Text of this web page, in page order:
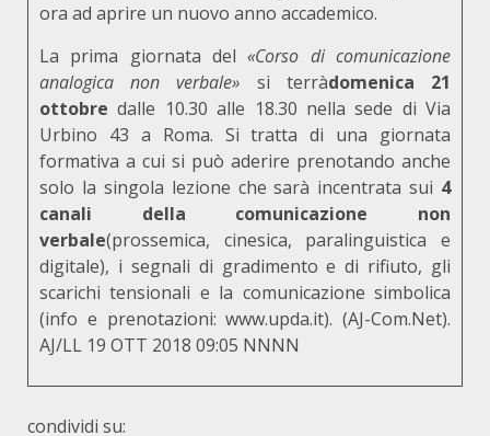
ora ad aprire un nuovo anno accademico.
La prima giornata del«Corso di comunicazione
analogica non verbale» si terràdomenica 21
ottobre dalle 10.30 alle 18.30 nella sede di Via
Urbino 43 a Roma. Si tratta di una giornata
formativa a cui si può aderire prenotando anche
solo la singola lezione che sarà incentrata sui 4
canali della comunicazione non
verbale(prossemica, cinesica, paralinguistica e
digitale), i segnali di gradimento e di rifiuto, gli
scarichi tensionali e la comunicazione simbolica
(info e prenotazioni:www.upda.it). (AJ-Com.Net).
AJ/LL 19 OTT 2018 09:05 NNNN
condividi su: